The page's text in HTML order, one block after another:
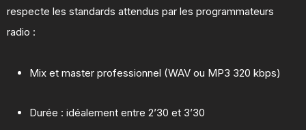
respecte les standards attendus par les programmateurs
radio :
Mix et master professionnel (WAV ou MP3 320 kbps)
Durée : idéalement entre 2’30 et 3’30